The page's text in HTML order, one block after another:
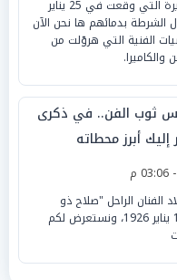
معركة الإسماعيلية الشهيرة التي وقعت في 25 يناير
رجال الشرطة بدمائهم ها نحن الآن
الفنية التي هروّلت من
ثوب الفن.. في ذكرى
أبرز محطاته
الفنان الراحل "صلاح ذو
الفقار"، والذي ولد في 18 يناير 1926، ونستعرض لكم